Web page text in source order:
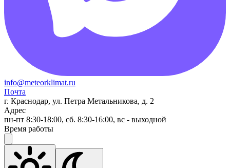
info@meteorklimat.ru
Почта
г. Краснодар, ул. Петра Метальникова, д. 2
Адрес
пн-пт 8:30-18:00, сб. 8:30-16:00, вс - выходной
Время работы